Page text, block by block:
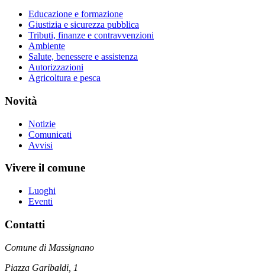
Educazione e formazione
Giustizia e sicurezza pubblica
Tributi, finanze e contravvenzioni
Ambiente
Salute, benessere e assistenza
Autorizzazioni
Agricoltura e pesca
Novità
Notizie
Comunicati
Avvisi
Vivere il comune
Luoghi
Eventi
Contatti
Comune di Massignano
Piazza Garibaldi, 1